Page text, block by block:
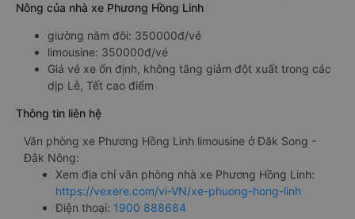
Nông của nhà xe Phương Hồng Linh
giường nằm đôi: 350000đ/vé
limousine: 350000đ/vé
Giá vé xe ổn định, không tăng giảm đột xuất trong các
dịp Lễ, Tết cao điểm
Thông tin liên hệ
Văn phòng xe Phương Hồng Linh limousine ở Đăk Song -
Đắk Nông:
Xem địa chỉ văn phòng nhà xe Phương Hồng Linh:
https://vexere.com/vi-VN/xe-phuong-hong-linh
Điện thoại: 1900 888684